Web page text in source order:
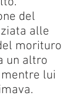
del
alle
morituro
un altro
lui